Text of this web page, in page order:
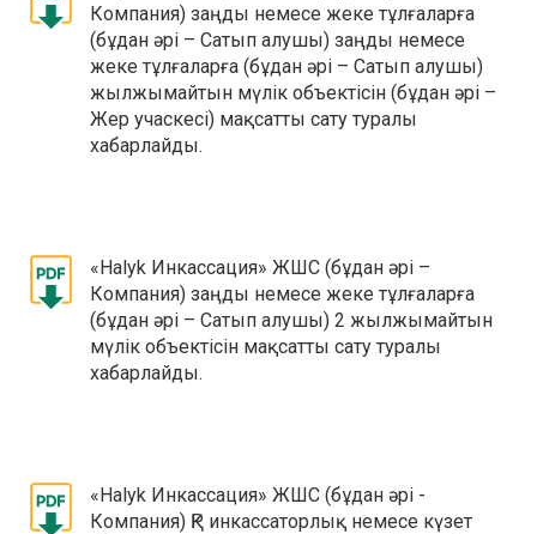
Компания) заңды немесе жеке тұлғаларға
(бұдан әрі – Сатып алушы) заңды немесе
жеке тұлғаларға (бұдан әрі – Сатып алушы)
жылжымайтын мүлік объектісін (бұдан әрі –
Жер учаскесі) мақсатты сату туралы
хабарлайды.
«Halyk Инкассация» ЖШС (бұдан әрі –
Компания) заңды немесе жеке тұлғаларға
(бұдан әрі – Сатып алушы) 2 жылжымайтын
мүлік объектісін мақсатты сату туралы
хабарлайды.
«Halyk Инкассация» ЖШС (бұдан әрі -
Компания) ҚР инкассаторлық немесе күзет